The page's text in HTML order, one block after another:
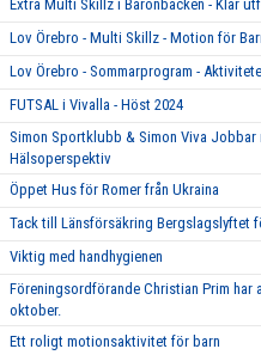
Extra Multi Skillz i Baronbacken - Klar
Lov Örebro - Multi Skillz - Motion för
Lov Örebro - Sommarprogram -
FUTSAL i Vivalla - Höst 2024
Simon Sportklubb & Simon Viva Jobbar
Hälsoperspektiv
Öppet Hus för Romer från Ukraina
Tack till Länsförsäkring Bergslagslyftet
Viktig med handhygienen
Föreningsordförande Christian Prim har
oktober.
Ett roligt motionsaktivitet för barn